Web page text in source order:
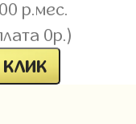
р.мес.
0р.)